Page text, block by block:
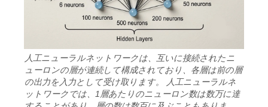
人工ニューラルネットワークは、互いに接続されたニ
ューロンの層が連続して構成されており、各層は前の層
の出力を入力として受け取ります。 人工ニューラルネ
ットワークでは、1層あたりのニューロン数は数万に達